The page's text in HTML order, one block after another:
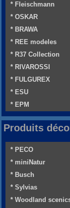
* Fleischmann
* OSKAR
* BRAWA
* REE modeles
* R37 Collection
* RIVAROSSI
* FULGUREX
* ESU
* EPM
Produits
* PECO
* miniNatur
* Busch
* Sylvias
* Woodland